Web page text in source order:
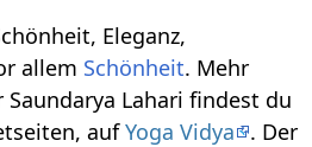
Eleganz,
allem Schönheit. Mehr
Lahari findest du
aufYoga Vidya
. Der